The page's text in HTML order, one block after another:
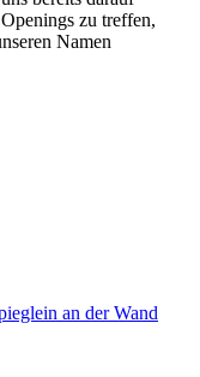
zu treffen,
Namen
an der Wand